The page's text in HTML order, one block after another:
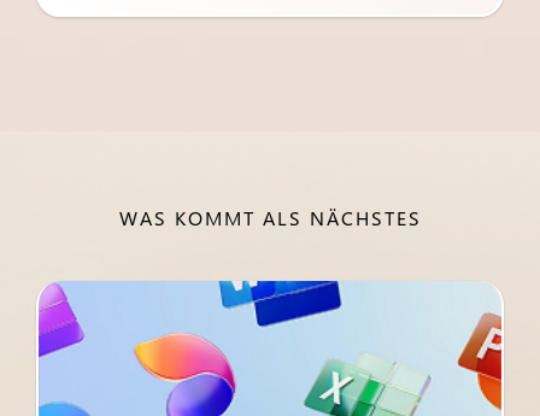
WAS KOMMT ALS NÄCHSTES